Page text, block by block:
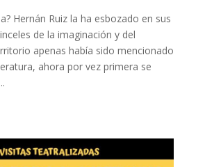
Hernán Ruiz la ha esbozado en sus
de la imaginación y del
apenas había sido mencionado
ahora por vez primera se